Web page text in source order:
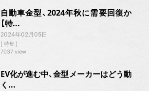
自動車金型、2024年秋に需要回復か
【特...
2024年02月05日
特集
7037 view
EV化が進む中、金型メーカーはどう動
く...